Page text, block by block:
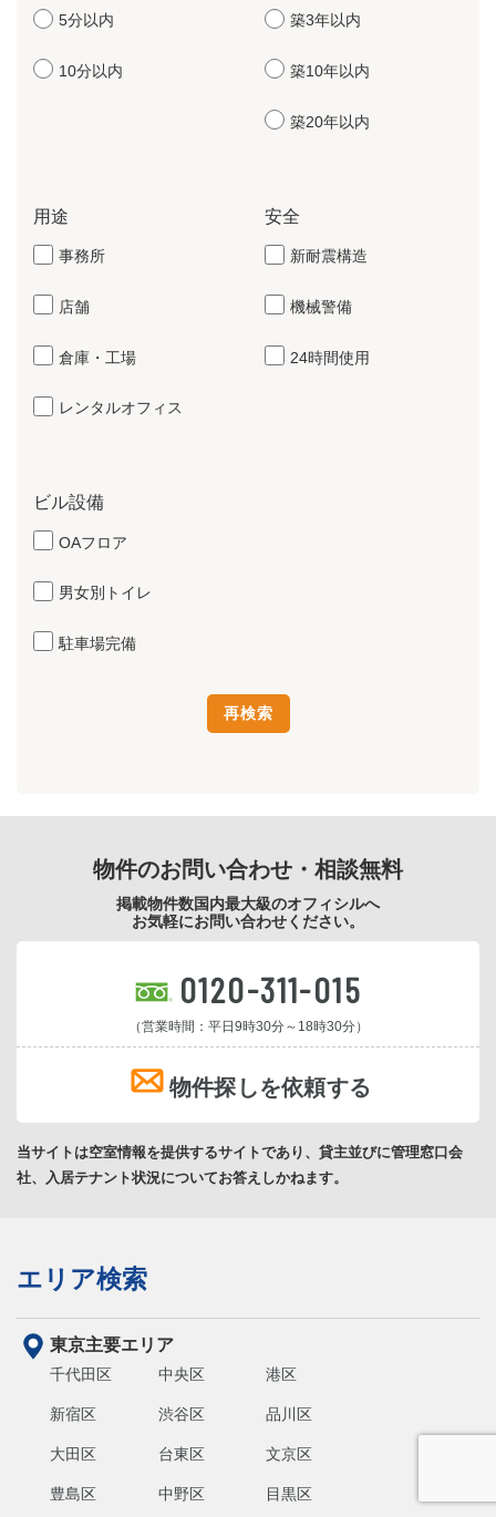
5分以内
10分以内
築3年以内
築10年以内
築20年以内
用途
事務所
店舗
倉庫・工場
レンタルオフィス
安全
新耐震構造
機械警備
24時間使用
ビル設備
OAフロア
男女別トイレ
駐車場完備
物件のお問い合わせ・相談無料
掲載物件数国内最大級のオフィシルへ
お気軽にお問い合わせください。
0120-311-015
（営業時間：平日9時30分～18時30分）
物件探しを依頼する
当サイトは空室情報を提供するサイトであり、貸主並びに管理窓口会
社、入居テナント状況についてお答えしかねます。
エリア検索
東京主要エリア
千代田区 中央区 港区
新宿区 渋谷区 品川区
大田区 台東区 文京区
豊島区 中野区 目黒区